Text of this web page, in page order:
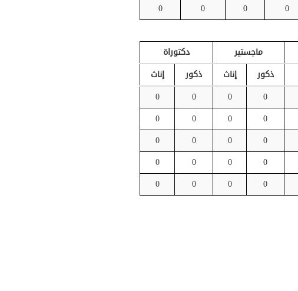
0
0
0
0
ماجستير
دكتوراة
ذكور إناث ذكور
إناث
0
0
0
0
0
0
0
0
0
0
0
0
0
0
0
0
0
0
0
0